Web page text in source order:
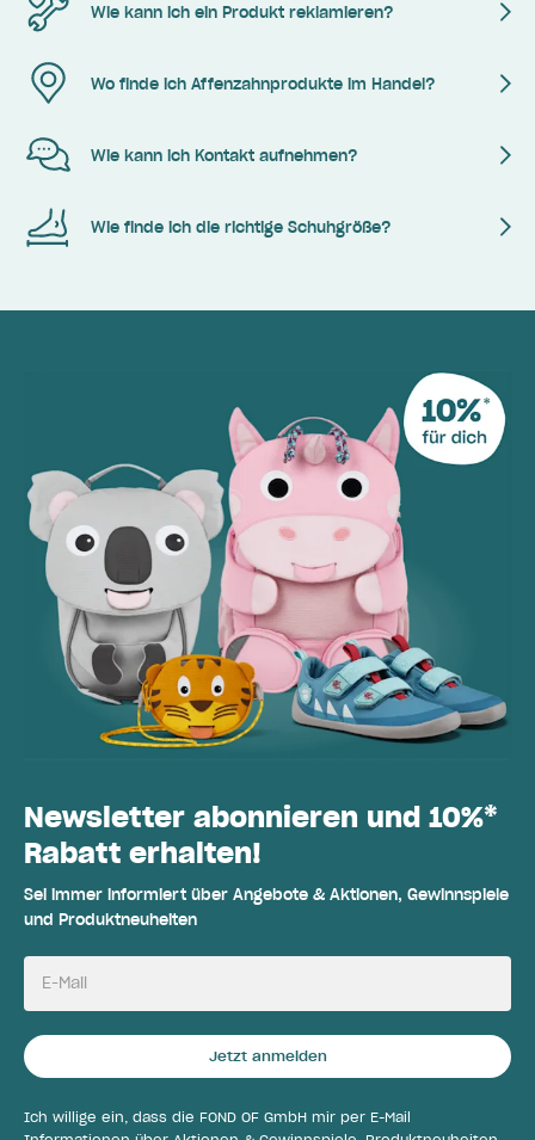
Wie kann ich ein Produkt reklamieren?
Wo finde ich Affenzahnprodukte im Handel?
Wie kann ich Kontakt aufnehmen?
Wie finde ich die richtige Schuhgröße?
Newsletter abonnieren und 10%*
Rabatt erhalten!
Sei immer informiert über Angebote & Aktionen, Gewinnspiele
und Produktneuheiten
E-Mail
Jetzt anmelden
Ich willige ein, dass die FOND OF GmbH mir per E-Mail